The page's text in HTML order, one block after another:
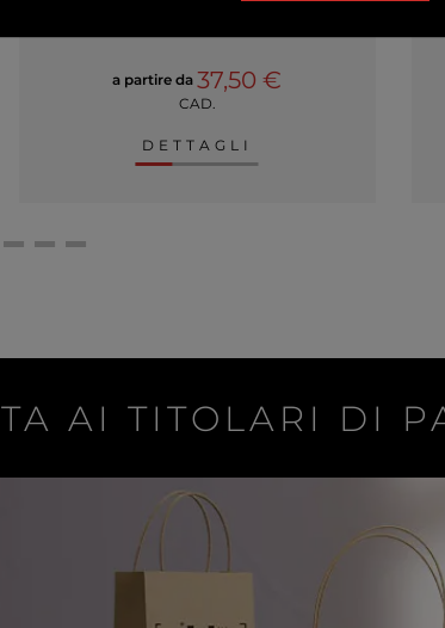
a partire da 37,50 €
CAD.
DETTAGLI
AI TITOLARI DI